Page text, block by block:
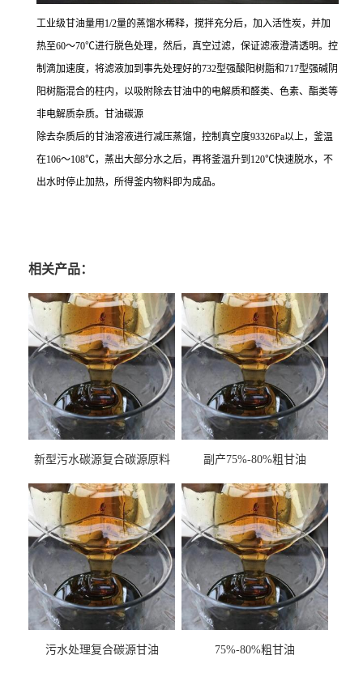
工业级甘油量用1/2量的蒸馏水稀释，搅拌充分后，加入活性炭，并加
热至60～70℃进行脱色处理，然后，真空过滤，保证滤液澄清透明。控
制滴加速度，将滤液加到事先处理好的732型强酸阳树脂和717型强碱阴
阳树脂混合的柱内，以吸附除去甘油中的电解质和醛类、色素、酯类等
非电解质杂质。甘油碳源
除去杂质后的甘油溶液进行减压蒸馏，控制真空度93326Pa以上，釜温
在106～108℃，蒸出大部分水之后，再将釜温升到120℃快速脱水，不
出水时停止加热，所得釜内物料即为成品。
相关产品：
新型污水碳源复合碳源原料
副产75%-80%粗甘油
污水处理复合碳源甘油
75%-80%粗甘油